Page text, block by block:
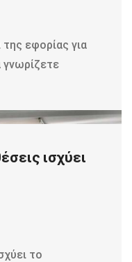
εφορίας για
γνωρίζετε
ισχύει
το